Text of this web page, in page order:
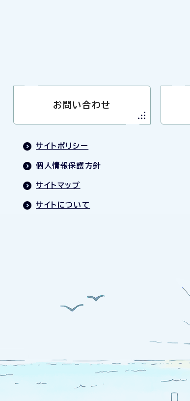
お問い合わせ
サイトポリシー
個人情報保護方針
サイトマップ
サイトについて